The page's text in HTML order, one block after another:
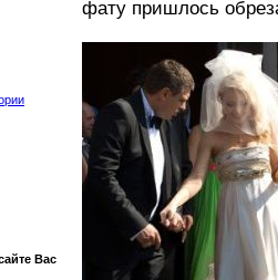
Вас
фату пришлось